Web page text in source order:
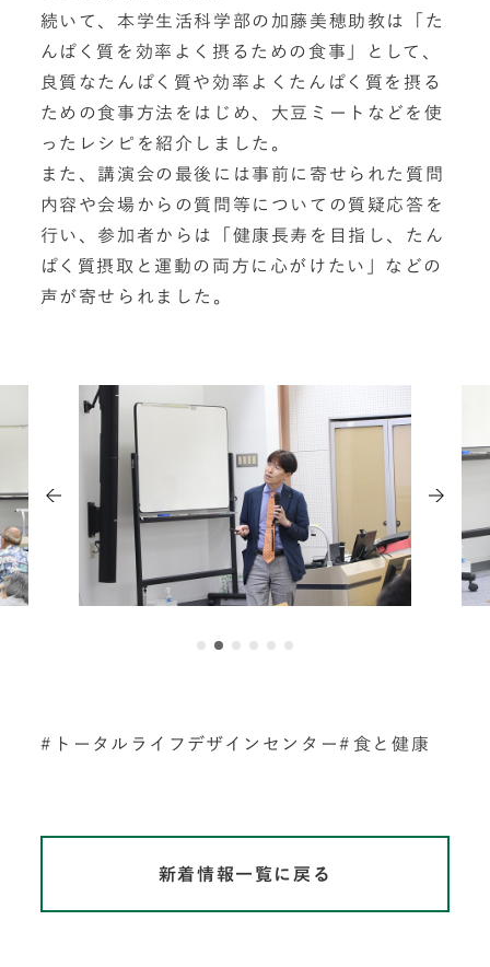
続いて、本学生活科学部の加藤美穂助教は「た
んぱく質を効率よく摂るための食事」として、
良質なたんぱく質や効率よくたんぱく質を摂る
ための食事方法をはじめ、大豆ミートなどを使
ったレシピを紹介しました。
また、講演会の最後には事前に寄せられた質問
内容や会場からの質問等についての質疑応答を
行い、参加者からは「健康長寿を目指し、たん
ぱく質摂取と運動の両方に心がけたい」などの
声が寄せられました。
トータルライフデザインセンター 食と健康
新着情報一覧に戻る